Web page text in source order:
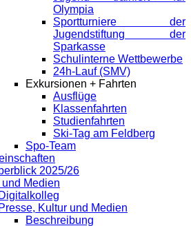
Olympia
Sportturniere der
Jugendstiftung der
Sparkasse
Schulinterne Wettbewerbe
24h-Lauf (SMV)
Exkursionen + Fahrten
Ausflüge
Klassenfahrten
Studienfahrten
Ski-Tag am Feldberg
Spo-Team
2025/26
und Medien
Digitalkolleg
Presse, Kultur und Medien
Beschreibung